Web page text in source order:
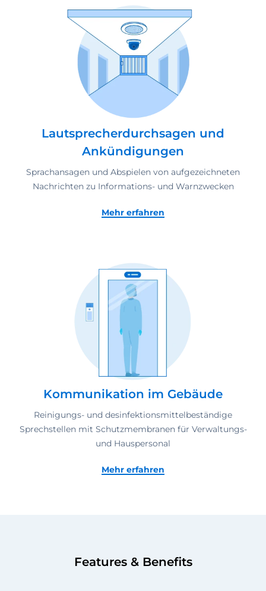
Lautsprecherdurchsagen und
Ankündigungen
Sprachansagen und Abspielen von aufgezeichneten
Nachrichten zu Informations- und Warnzwecken
Mehr erfahren
Kommunikation im Gebäude
Reinigungs- und desinfektionsmittelbeständige
Sprechstellen mit Schutzmembranen für Verwaltungs-
und Hauspersonal
Mehr erfahren
Features & Benefits